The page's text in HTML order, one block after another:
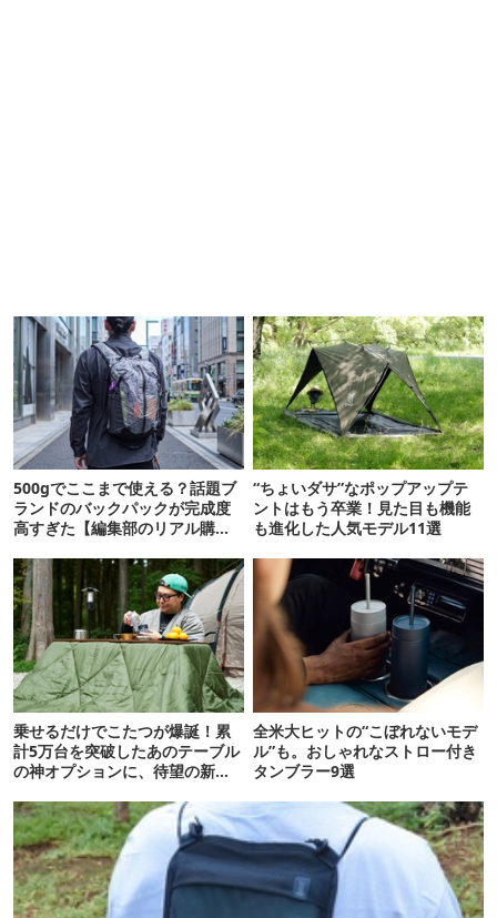
500gでここまで使える？話題ブ
ランドのバックパックが完成度
高すぎた【編集部のリアル購入
“ちょいダサ”なポップアップテ
ントはもう卒業！見た目も機能
も進化した人気モデル11選
乗せるだけでこたつが爆誕！累
計5万台を突破したあのテーブル
の神オプションに、待望の新サ
全米大ヒットの“こぼれないモデ
ル”も。おしゃれなストロー付き
タンブラー9選